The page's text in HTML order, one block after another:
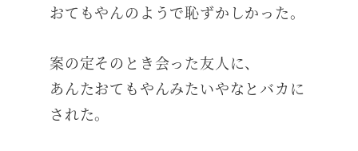
おてもやんのようで恥ずかしかった。
案の定そのとき会った友人に、
あんたおてもやんみたいやなとバカに
された。